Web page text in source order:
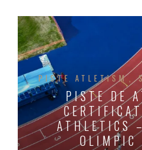
PISTE ATLETISM
PISTE DE
ATHLETICS
OLIMPIC